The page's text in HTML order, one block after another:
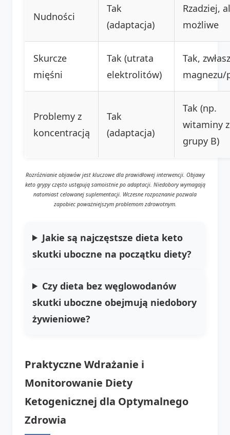
Nudności
Tak
(adaptacja)
Rzadziej,
możliwe
Skurcze
mięśni
Tak (utrata
elektrolitów)
Tak,
magnezu/
Problemy z
koncentracją
Tak
(adaptacja)
Tak (np.
witaminy z
grupy B)
Rozróżnianie objawów jest kluczowe dla prawidłowej interwencji. Objawy
keto grypyczęsto ustępują samoistnie po adaptacji. Niedobory wymagają
natomiast celowanej suplementacji. Wczesne rozpoznanie pozwala
zapobiec poważniejszym problemom zdrowotnym.
Jakie są najczęstszedieta keto
skutki uboczne na początku diety?
Czydieta bez węglowodanów
skutki uboczne obejmują niedobory
żywieniowe?
Praktyczne Wdrażanie i
Monitorowanie Diety
Ketogenicznej dla Optymalnego
Zdrowia